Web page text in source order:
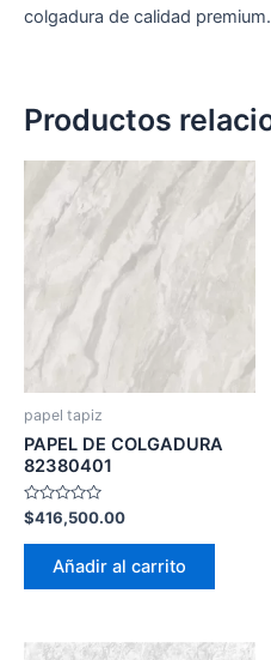
colgadura de calidad premium.
Productos
papel tapiz
PAPEL DE COLGADURA
82380401
Valorado
con
0
$416,500.00
Añadir al carrito